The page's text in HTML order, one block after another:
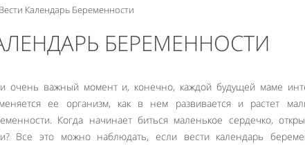
Календарь Беременности
БЕРЕМЕННОСТИ
очень важный момент и, конечно, каждой будущей маме
ее организм, как в нем развивается и растет
Когда начинает биться маленькое сердечко,
Все это можно наблюдать, если вести календарь